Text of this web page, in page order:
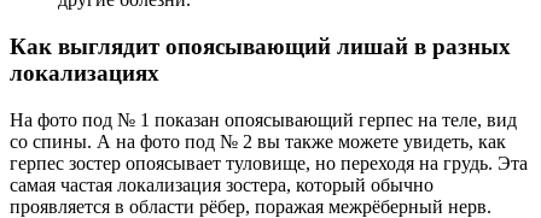
Как выглядит опоясывающий лишай в разных
локализациях
На фото под № 1 показан опоясывающий герпес на теле, вид
со спины. А на фото под № 2 вы также можете увидеть, как
герпес зостер опоясывает туловище, но переходя на грудь. Эта
самая частая локализация зостера, который обычно
проявляется в области рёбер, поражая межрёберный нерв.